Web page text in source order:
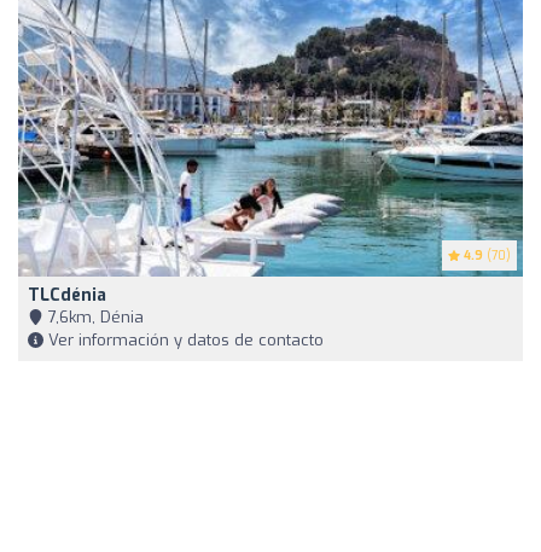
4.9 (70)
TLCdénia
7,6km, Dénia
Ver información y datos de contacto